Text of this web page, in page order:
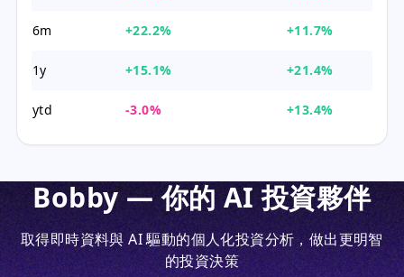
6m +22.2% +11.7%
1y +15.1% +21.4%
ytd -3.0% +13.4%
Bobby — 你的 AI 投資夥伴
取得即時資料與 AI 驅動的個人化投資分析，做出更明智
的投資決策